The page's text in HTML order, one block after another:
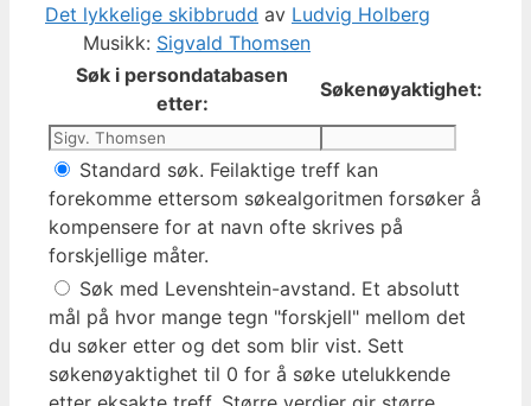
Det lykkelige skibbrudd av Ludvig Holberg
Musikk: Sigvald Thomsen
Søk i persondatabasen
etter:
Søkenøyaktighet:
Standard søk. Feilaktige treff kan
forekomme ettersom søkealgoritmen forsøker å
kompensere for at navn ofte skrives på
forskjellige måter.
Søk med Levenshtein-avstand. Et absolutt
mål på hvor mange tegn "forskjell" mellom det
du søker etter og det som blir vist. Sett
søkenøyaktighet til 0 for å søke utelukkende